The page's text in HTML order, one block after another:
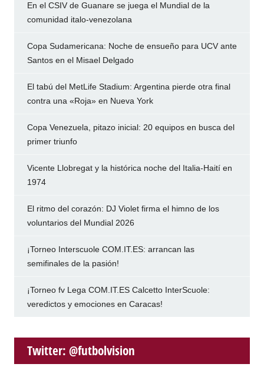
En el CSIV de Guanare se juega el Mundial de la
comunidad italo-venezolana
Copa Sudamericana: Noche de ensueño para UCV ante
Santos en el Misael Delgado
El tabú del MetLife Stadium: Argentina pierde otra final
contra una «Roja» en Nueva York
Copa Venezuela, pitazo inicial: 20 equipos en busca del
primer triunfo
Vicente Llobregat y la histórica noche del Italia-Haití en
1974
El ritmo del corazón: DJ Violet firma el himno de los
voluntarios del Mundial 2026
¡Torneo Interscuole COM.IT.ES: arrancan las
semifinales de la pasión!
¡Torneo fv Lega COM.IT.ES Calcetto InterScuole:
veredictos y emociones en Caracas!
Twitter: @futbolvision